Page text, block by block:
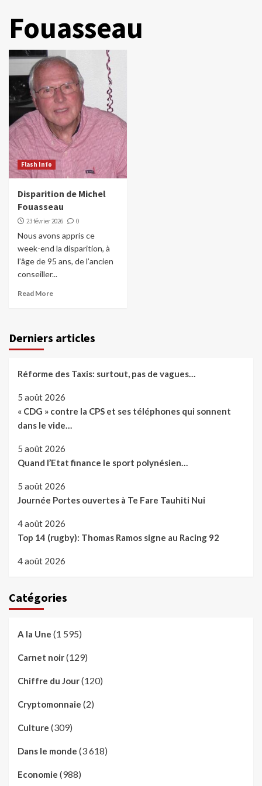
Fouasseau
Flash Info
Disparition de Michel
Fouasseau
23 février 2026 0
Nous avons appris ce
week-end la disparition, à
l’âge de 95 ans, de l’ancien
conseiller...
Read More
Derniers articles
Réforme des Taxis: surtout, pas de vagues…
5 août 2026
« CDG » contre la CPS et ses téléphones qui sonnent
dans le vide…
5 août 2026
Quand l’Etat finance le sport polynésien…
5 août 2026
Journée Portes ouvertes à Te Fare Tauhiti Nui
4 août 2026
Top 14 (rugby): Thomas Ramos signe au Racing 92
4 août 2026
Catégories
A la Une (1 595)
Carnet noir(129)
Chiffre du Jour(120)
Cryptomonnaie (2)
Culture (309)
Dans le monde (3 618)
Economie (988)